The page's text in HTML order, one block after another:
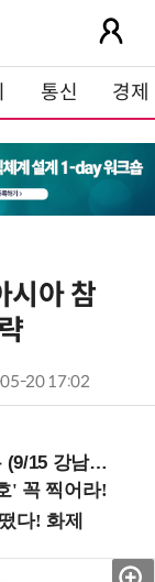
통신 경제
시아 참
20 17:02
15 강남역)